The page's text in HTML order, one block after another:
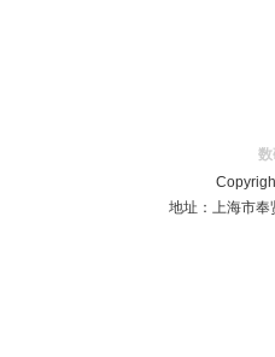
地址：上海市奉